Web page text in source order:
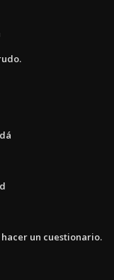
un cuestionario.